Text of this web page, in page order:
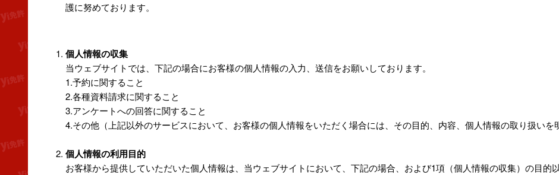
護に努めております。
個人情報の収集
当ウェブサイトでは、下記の場合にお客様の個人情報の入力、送信をお願いしております。
1.予約に関すること
2.各種資料請求に関すること
3.アンケートへの回答に関すること
4.その他（上記以外のサービスにおいて、お客様の個人情報をいただく場合には、その目的、内容、個人情報の取り扱いを
個人情報の利用目的
お客様から提供していただいた個人情報は、当ウェブサイトにおいて、下記の場合、および1項（個人情報の収集）の目的